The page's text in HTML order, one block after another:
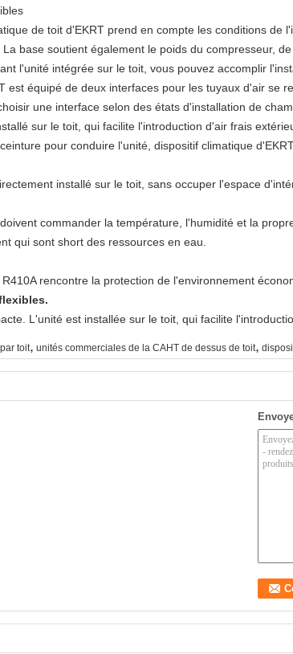
de toit d'EKRT prend en compte les conditions de
base soutient également le poids du compresseur,
l'unité intégrée sur le toit, vous pouvez accomplir
est équipé de deux interfaces pour les tuyaux d'air se
une interface selon des états d'installation de
sur le toit, qui facilite l'introduction d'air frais
pour conduire l'unité, dispositif climatique
installé sur le toit, sans occuper l'espace
commander la température, l'humidité et la
qui sont short des ressources en eau.
rencontre la protection de l'environnement
L'unité est installée sur le toit, qui facilite
toit, unités commerciales de la CAHT de dessus de toit,